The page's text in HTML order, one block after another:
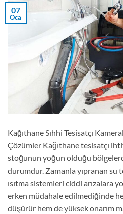
07
Oca
Kağıthane Sıhhi Tesisatçı
Çözümler Kağıthane tesisatçı
stoğunun yoğun olduğu
durumdur. Zamanla yıpranan su
ısıtma sistemleri ciddi arızalara
erken müdahale edilmediğinde
düşürür hem de yüksek onarım